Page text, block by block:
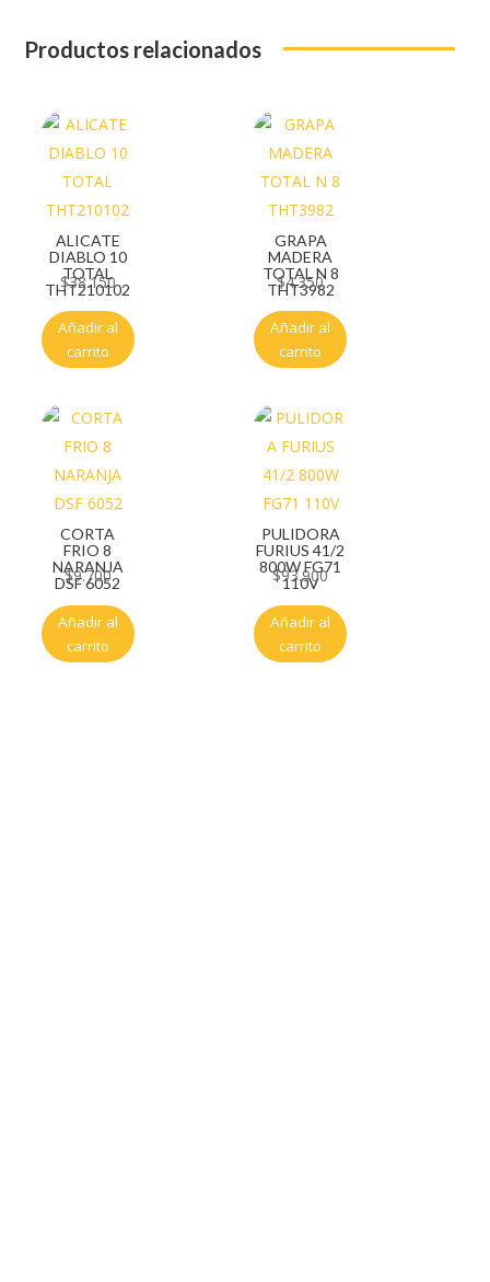
Productos relacionados
ALICATE
DIABLO 10
TOTAL
THT210102
$38.150
Añadir al
carrito
GRAPA
MADERA
TOTAL N 8
THT3982
$4.350
Añadir al
carrito
CORTA
FRIO 8
NARANJA
DSF 6052
$9.700
Añadir al
carrito
PULIDORA
FURIUS 41/2
800W FG71
110V
$93.900
Añadir al
carrito